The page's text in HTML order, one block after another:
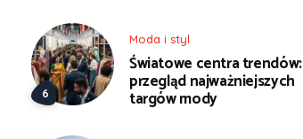
Moda i styl
Światowe centra trendów:
przegląd najważniejszych
targów mody